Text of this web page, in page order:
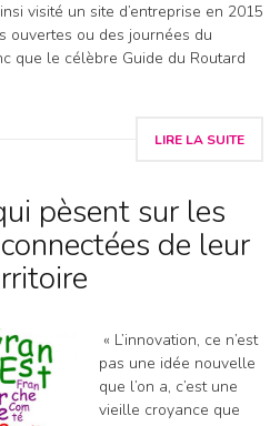
visité un site d’entreprise en 2015
ouvertes ou des journées du
que le célèbre Guide du Routard
LIRE LA SUITE
pèsent sur les
de leur
« L’innovation, ce n’est
pas une idée nouvelle
que l’on a, c’est une
vieille croyance que